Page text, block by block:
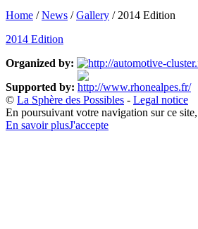
Home / News / Gallery / 2014 Edition
2014 Edition
Organized by:
Supported by:
© La Sphère des Possibles - Legal notice
En poursuivant votre navigation sur ce
En savoir plusJ'accepte